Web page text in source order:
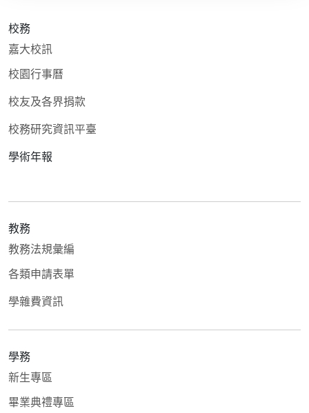
校務
嘉大校訊
校園行事曆
校友及各界捐款
校務研究資訊平臺
學術年報
教務
教務法規彙編
各類申請表單
學雜費資訊
學務
新生專區
畢業典禮專區